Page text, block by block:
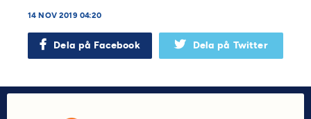
14 NOV 2019 04:20
Dela på Facebook Dela på Twitter